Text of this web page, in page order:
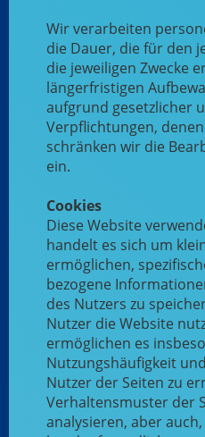
Wir verarbeiten
die Dauer, die für den
die jeweiligen Zwecke
längerfristigen
aufgrund gesetzlicher
Verpflichtungen,
schränken wir die
ein.
Cookies
Diese Website
handelt es sich um
ermöglichen,
bezogene
des Nutzers zu
Nutzer die Website
ermöglichen es
Nutzungshäufigkeit
Nutzer der Seiten zu
Verhaltensmuster der
analysieren, aber